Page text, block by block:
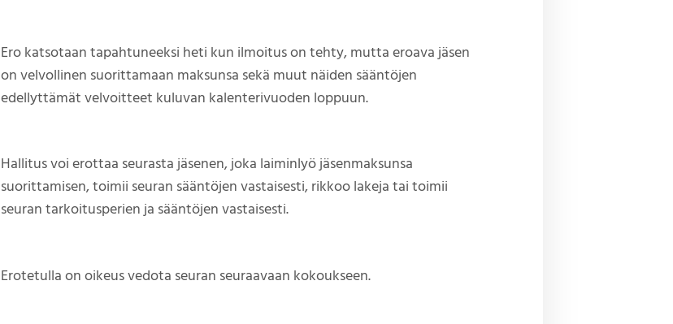
Ero katsotaan tapahtuneeksi heti kun ilmoitus on tehty, mutta eroava jäsen
on velvollinen suorittamaan maksunsa sekä muut näiden sääntöjen
edellyttämät velvoitteet kuluvan kalenterivuoden loppuun.
Hallitus voi erottaa seurasta jäsenen, joka laiminlyö jäsenmaksunsa
suorittamisen, toimii seuran sääntöjen vastaisesti, rikkoo lakeja tai toimii
seuran tarkoitusperien ja sääntöjen vastaisesti.
Erotetulla on oikeus vedota seuran seuraavaan kokoukseen.